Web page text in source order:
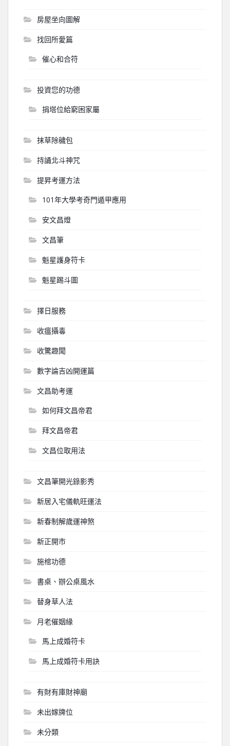
房屋坐向圖解
找回所愛篇
催心和合符
投資您的功德
捐塔位給窮困家屬
抹草除穢包
持誦北斗神咒
提昇考運方法
101年大學考奇門遁甲應用
安文昌燈
文昌筆
魁星護身符卡
魁星踢斗圖
擇日服務
收瘟攝毒
收驚趣聞
數字論吉凶開運篇
文昌助考運
如何拜文昌帝君
拜文昌帝君
文昌位取用法
文昌筆開光錄影秀
新居入宅儀軌旺運法
新春制解歲運神煞
新正開市
施棺功德
書桌、辦公桌風水
替身草人法
月老催姻緣
馬上成婚符卡
馬上成婚符卡用訣
有財有庫財神廟
未出嫁牌位
未分類